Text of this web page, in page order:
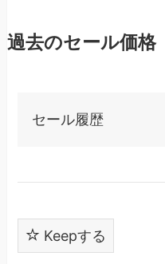
過去のセール価格
セール履歴
Keepする